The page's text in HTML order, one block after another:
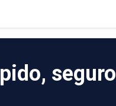
seguro